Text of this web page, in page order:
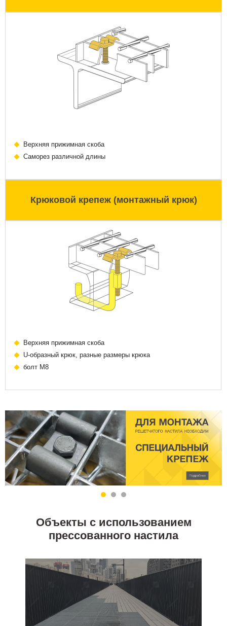
Верхняя прижимная скоба
Саморез различной длины
Крюковой крепеж (монтажный крюк)
Верхняя прижимная скоба
U-образный крюк, разные размеры крюка
болт М8
Объекты с использованием
прессованного настила